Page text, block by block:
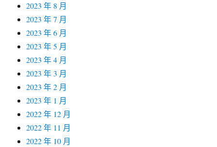
2023 年 8 月
2023 年 7 月
2023 年 6 月
2023 年 5 月
2023 年 4 月
2023 年 3 月
2023 年 2 月
2023 年 1 月
2022 年 12 月
2022 年 11 月
2022 年 10 月